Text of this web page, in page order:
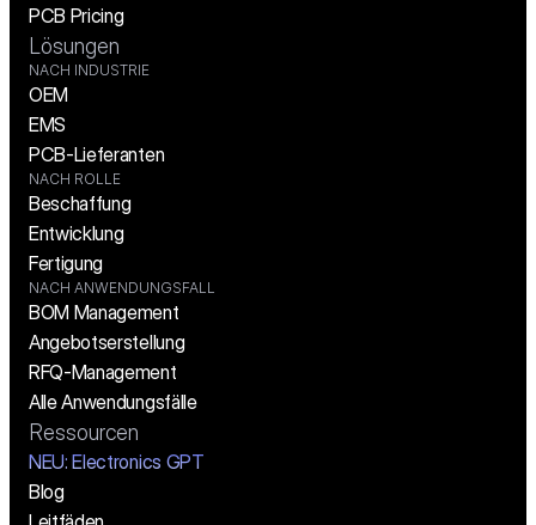
PCB Pricing
Lösungen
NACH INDUSTRIE
OEM
EMS
PCB-Lieferanten
NACH ROLLE
Beschaffung
Entwicklung
Fertigung
NACH ANWENDUNGSFALL
BOM Management
Angebotserstellung
RFQ-Management
Alle Anwendungsfälle
Ressourcen
NEU: Electronics GPT
Blog